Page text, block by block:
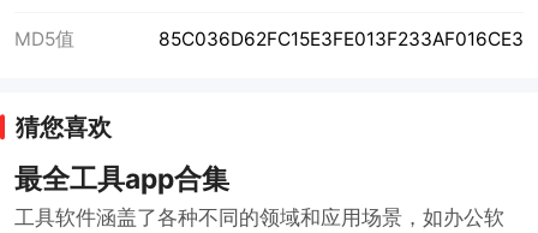
MD5值 85C036D62FC15E3FE013F233AF016CE3
猜您喜欢
最全工具app合集
工具软件涵盖了各种不同的领域和应用场景，如办公软